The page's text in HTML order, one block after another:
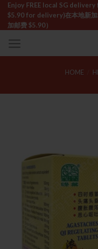
Skip
content
Enjoy FREE local SG
$5.90 for delivery)ㅤ在本地新
加邮费 $5.90）
HOME